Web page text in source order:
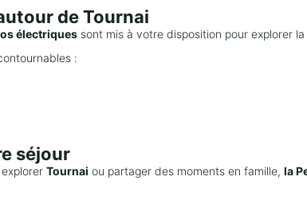
de Tournai
électriques sont mis à votre disposition pour explorer
:
séjour
explorer Tournai ou partager des moments en famille, la